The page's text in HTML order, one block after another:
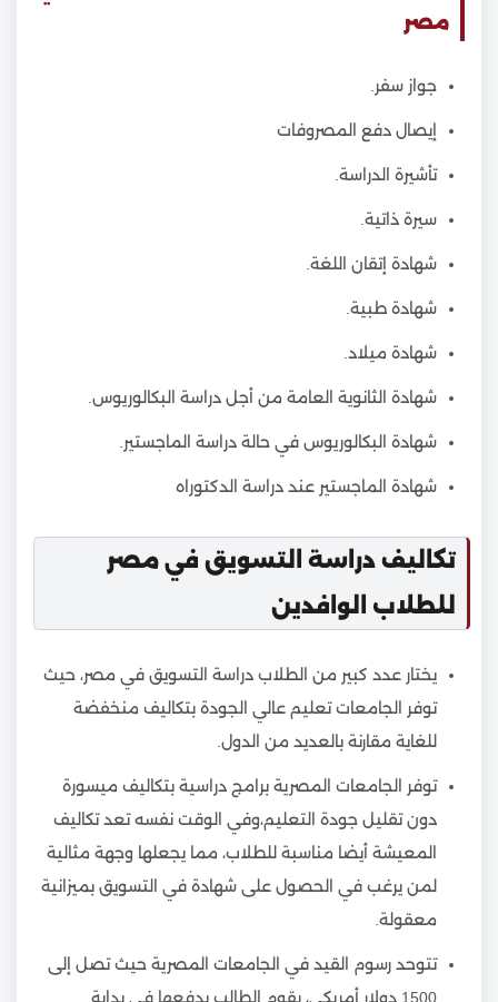
مصر
جواز سفر.
إيصال دفع المصروفات
تأشيرة الدراسة.
سيرة ذاتية.
شهادة إتقان اللغة.
شهادة طبية.
شهادة ميلاد.
شهادة الثانوية العامة من أجل دراسة البكالوريوس.
شهادة البكالوريوس في حالة دراسة الماجستير.
شهادة الماجستير عند دراسة الدكتوراه
تكاليف دراسة التسويق في مصر
للطلاب الوافدين
يختار عدد كبير من الطلاب دراسة التسويق في مصر، حيث
توفر الجامعات تعليم عالي الجودة بتكاليف منخفضة
للغاية مقارنة بالعديد من الدول.
توفر الجامعات المصرية برامج دراسية بتكاليف ميسورة
دون تقليل جودة التعليم،وفي الوقت نفسه تعد تكاليف
المعيشة أيضا مناسبة للطلاب، مما يجعلها وجهة مثالية
لمن يرغب في الحصول على شهادة في التسويق بميزانية
معقولة.
تتوحد رسوم القيد في الجامعات المصرية حيث تصل إلى
1500 دولار أمريكي، يقوم الطالب بدفعها في بداية